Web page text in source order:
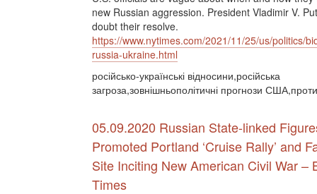
new Russian aggression. President Vladimir V.
doubt their resolve.
https://www.nytimes.com/2021/11/25/us/politics/
russia-ukraine.html
російсько-українські відносини,російська
загроза,зовнішньополітичні прогнози
05.09.2020 Russian State-linked
Promoted Portland ‘Cruise Rally’ and
Site Inciting New American Civil War –
Times